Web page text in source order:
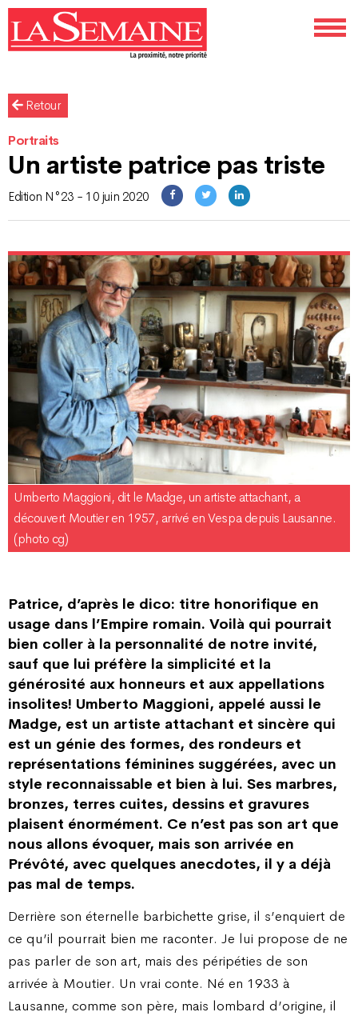
Retour
Portraits
Un artiste patrice pas triste
Edition N°23 - 10 juin 2020
Umberto Maggioni, dit le Madge, un artiste attachant, a
découvert Moutier en 1957, arrivé en Vespa depuis Lausanne.
(photo cg)
Patrice, d’après le dico: titre honorifique en
usage dans l’Empire romain. Voilà qui pourrait
bien coller à la personnalité de notre invité,
sauf que lui préfère la simplicité et la
générosité aux honneurs et aux appellations
insolites! Umberto Maggioni, appelé aussi le
Madge, est un artiste attachant et sincère qui
est un génie des formes, des rondeurs et
représentations féminines suggérées, avec un
style reconnaissable et bien à lui. Ses marbres,
bronzes, terres cuites, dessins et gravures
plaisent énormément. Ce n’est pas son art que
nous allons évoquer, mais son arrivée en
Prévôté, avec quelques anecdotes, il y a déjà
pas mal de temps.
Derrière son éternelle barbichette grise, il s’enquiert de
ce qu’il pourrait bien me raconter. Je lui propose de ne
pas parler de son art, mais des péripéties de son
arrivée à Moutier. Un vrai conte. Né en 1933 à
Lausanne, comme son père, mais lombard d’origine, il